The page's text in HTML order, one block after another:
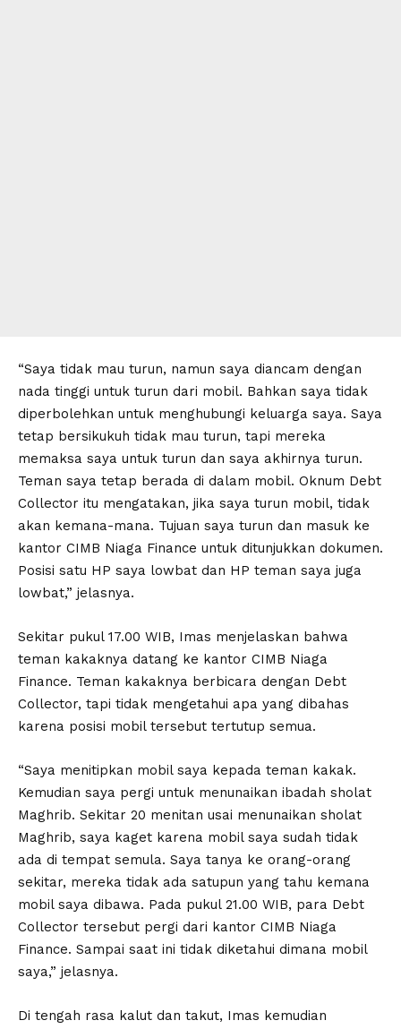
“Saya tidak mau turun, namun saya diancam dengan
nada tinggi untuk turun dari mobil. Bahkan saya tidak
diperbolehkan untuk menghubungi keluarga saya. Saya
tetap bersikukuh tidak mau turun, tapi mereka
memaksa saya untuk turun dan saya akhirnya turun.
Teman saya tetap berada di dalam mobil. Oknum Debt
Collector itu mengatakan, jika saya turun mobil, tidak
akan kemana-mana. Tujuan saya turun dan masuk ke
kantor CIMB Niaga Finance untuk ditunjukkan dokumen.
Posisi satu HP saya lowbat dan HP teman saya juga
lowbat,” jelasnya.
Sekitar pukul 17.00 WIB, Imas menjelaskan bahwa
teman kakaknya datang ke kantor CIMB Niaga
Finance. Teman kakaknya berbicara dengan Debt
Collector, tapi tidak mengetahui apa yang dibahas
karena posisi mobil tersebut tertutup semua.
“Saya menitipkan mobil saya kepada teman kakak.
Kemudian saya pergi untuk menunaikan ibadah sholat
Maghrib. Sekitar 20 menitan usai menunaikan sholat
Maghrib, saya kaget karena mobil saya sudah tidak
ada di tempat semula. Saya tanya ke orang-orang
sekitar, mereka tidak ada satupun yang tahu kemana
mobil saya dibawa. Pada pukul 21.00 WIB, para Debt
Collector tersebut pergi dari kantor CIMB Niaga
Finance. Sampai saat ini tidak diketahui dimana mobil
saya,” jelasnya.
Di tengah rasa kalut dan takut, Imas kemudian